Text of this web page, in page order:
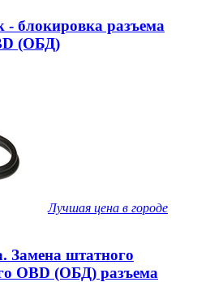
блокировка разъема
(ОБД)
Лучшая цена в городе
Замена штатного
OBD (ОБД) разъема